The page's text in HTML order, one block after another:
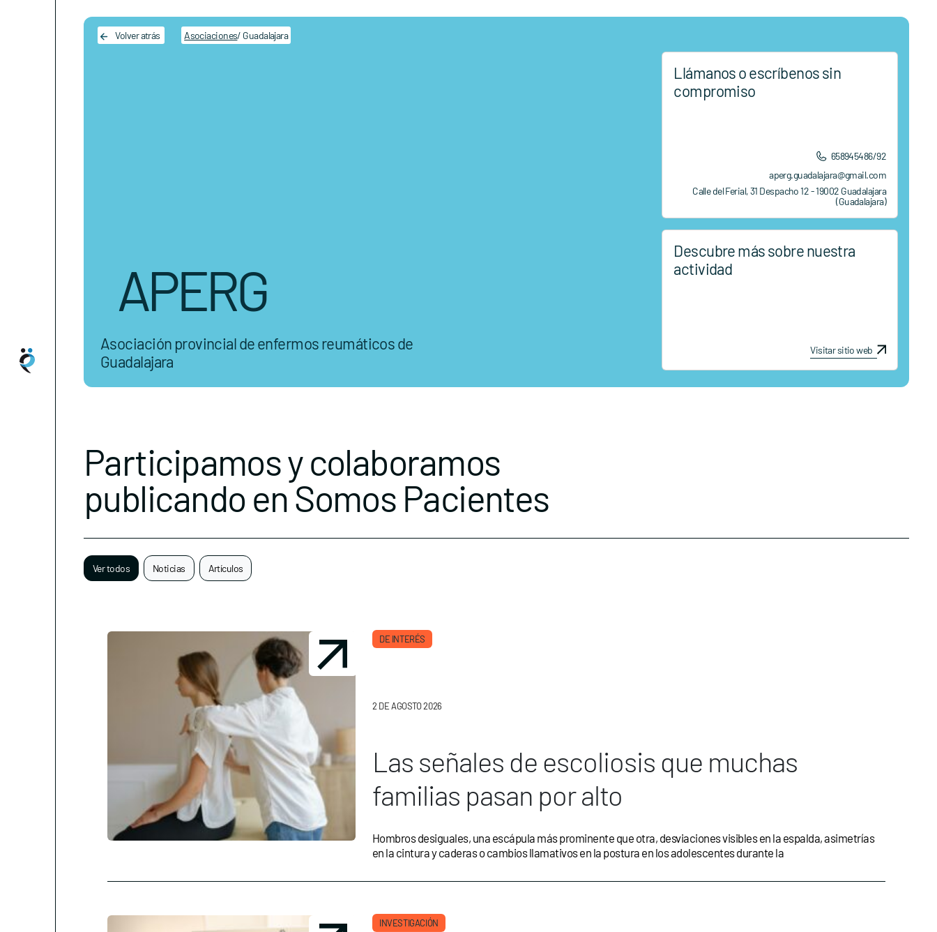
Main Navigation
Volver atrás Asociaciones/ Guadalajara
APERG
Asociación provincial de enfermos reumáticos de
Guadalajara
Llámanos o escríbenos sin
compromiso
658945486/92
aperg.guadalajara@gmail.com
Calle del Ferial, 31 Despacho 12 - 19002 Guadalajara
(Guadalajara)
Descubre más sobre nuestra
actividad
Visitar sitio web
Participamos y colaboramos
publicando en Somos Pacientes
Ver todos Noticias Artículos
DE INTERÉS
2 DE AGOSTO 2026
Las señales de escoliosis que muchas
familias pasan por alto
Hombros desiguales, una escápula más prominente que otra, desviaciones visibles en la espalda, asimetrías
en la cintura y caderas o cambios llamativos en la postura en los adolescentes durante la
INVESTIGACIÓN